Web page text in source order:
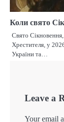
Коли свято
Свято Сікновення,
Хрестителя, у
України та…
Leave a
Your email